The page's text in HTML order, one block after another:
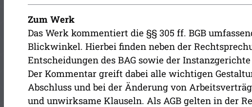
Zum Werk
Das Werk kommentiert die §§ 305 ff. BGB
Blickwinkel. Hierbei finden neben der
Entscheidungen des BAG sowie der
Der Kommentar greift dabei alle wichtigen
Abschluss und bei der Änderung von
und unwirksame Klauseln. Als AGB gelten in der